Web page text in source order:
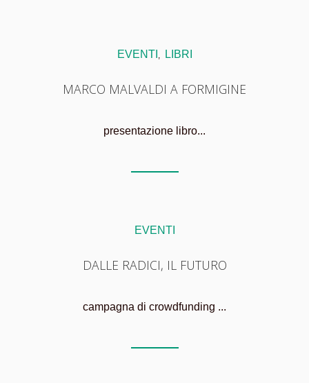
EVENTI LIBRI
MARCO MALVALDI A FORMIGINE
presentazione libro...
EVENTI
DALLE RADICI, IL FUTURO
campagna di crowdfunding ...